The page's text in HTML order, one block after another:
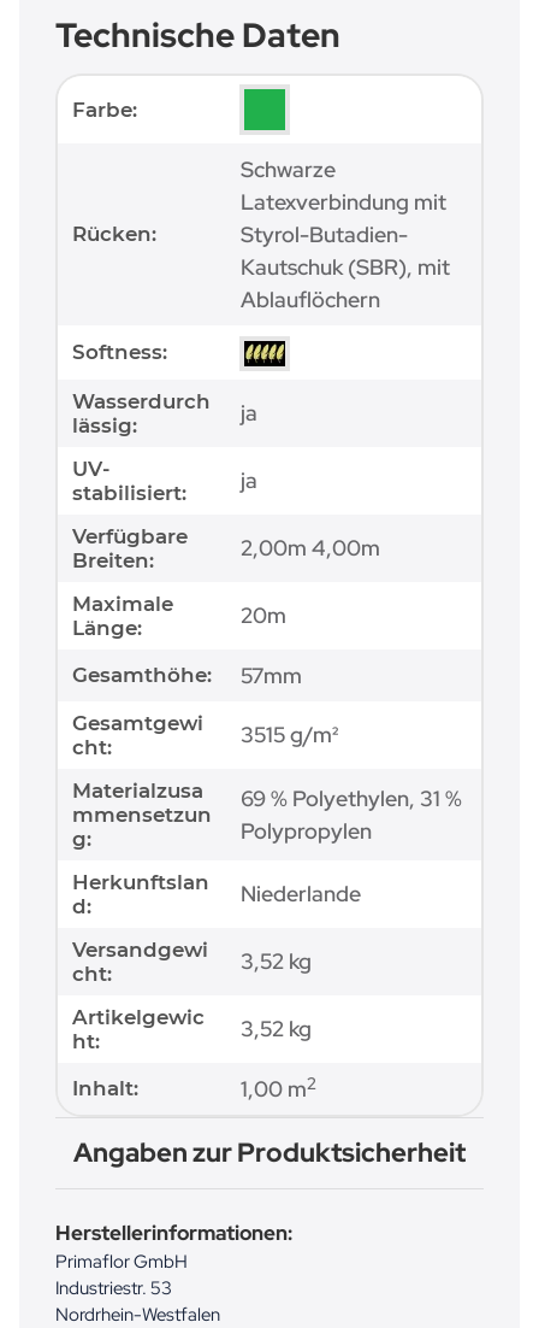
Technische Daten
Produkteigenschaft
Wert
Farbe:
Rücken:
Schwarze
Latexverbindung mit
Styrol-Butadien-
Kautschuk (SBR), mit
Ablauflöchern
Softness:
Wasserdurch
lässig:
ja
UV-
stabilisiert:
ja
Verfügbare
Breiten:
2,00m 4,00m
Maximale
Länge:
20m
Gesamthöhe: 57mm
Gesamtgewi
cht:
3515 g/m²
Materialzusa
mmensetzun
g:
69 % Polyethylen, 31 %
Polypropylen
Herkunftslan
d:
Niederlande
Versandgewi
cht:
3,52 kg
Artikelgewic
ht:
3,52 kg
Inhalt: 1,00 m2
Angaben zur Produktsicherheit
Herstellerinformationen:
Primaflor GmbH
Industriestr. 53
Nordrhein-Westfalen